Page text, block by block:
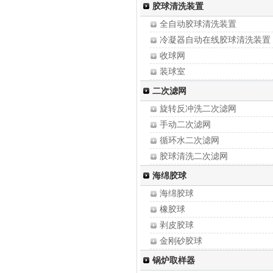
解析除氧器
真空电化学除氧器
一种低压除氧器自补水溢流水
海绵铁除氧器
胶球清洗装置
全自动胶球清洗装置
冷凝器自动在线胶球清洗装置
收球网
装球室
凝汽器胶球清洗装置
中央空调胶球清洗装置
胶球泵
凝汽器端盖密封条
凝汽器换管改造
二次滤网
旋转反冲洗二次滤网
手动二次滤网
循环水二次滤网
胶球清洗二次滤网
热网除污器/管道除污器
电动二次滤网
全自动二次滤网
海绵胶球
海绵胶球
橡胶球
剥皮胶球
金刚砂胶球
硅化胶球（偏心球）
锅炉取样器